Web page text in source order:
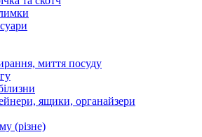
миття посуду
ящики, органайзери
(різне)